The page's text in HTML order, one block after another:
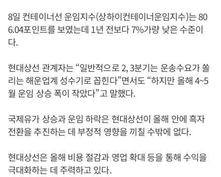
8일 컨테이너선 운임지수(상하이컨테이너운임지수)는 80
6.04포인트를 보였는데 1년 전보다 7%가량 낮은 수준이
다.
현대상선 관계자는 “일반적으로 2, 3분기는 운송수요가 쏠
리는 해운업계 성수기로 꼽힌다”면서도 “하지만 올해 4~5
월 운임 상승 폭이 작았다”고 말했다.
국제유가 상승과 운임 하락은 현대상선이 올해 안에 흑자
전환을 추진하는 데 부정적 영향을 끼칠 수밖에 없다.
현대상선은 올해 비용 절감과 영업 확대 등을 통해 수익을
극대화하는 데 주력하고 있다.